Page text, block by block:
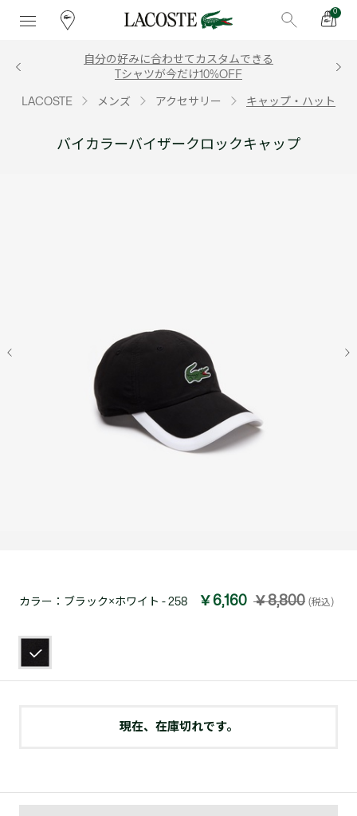
0
自分の好みに合わせてカスタムできる
Tシャツが今だけ10%OFF
LACOSTE メンズ アクセサリー キャップ・ハット
バイカラーバイザークロックキャップ
カラー： ブラック×ホワイト - 258 ￥6,160 ￥8,800 (税込)
現在、在庫切れです。